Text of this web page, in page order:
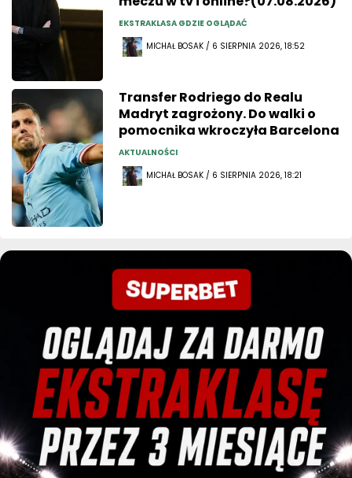
EKSTRAKLASA GDZIE OGLĄDAĆ
MICHAŁ BOSAK / 6 SIERPNIA 2026, 18:52
Transfer Rodriego do Realu
Madryt zagrożony. Do walki o
pomocnika wkroczyła Barcelona
AKTUALNOŚCI
MICHAŁ BOSAK / 6 SIERPNIA 2026, 18:21